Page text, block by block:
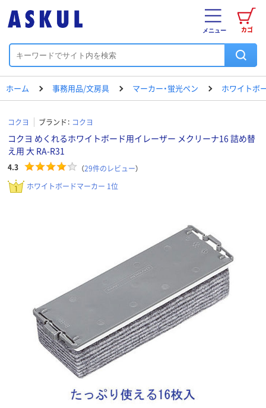
カゴ
メニュー
ホーム 事務用品/文房具 マーカー・蛍光ペン ホワイトボ
コクヨ ブランド： コクヨ
コクヨ めくれるホワイトボード用イレーザー メクリーナ16 詰め替
え用 大 RA-R31
4.3 （29件のレビュー）
ホワイトボードマーカー 1位